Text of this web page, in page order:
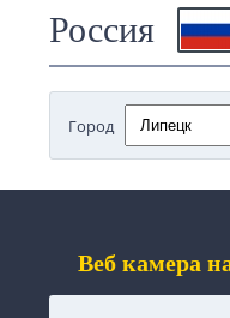
Россия
Город
Веб камера